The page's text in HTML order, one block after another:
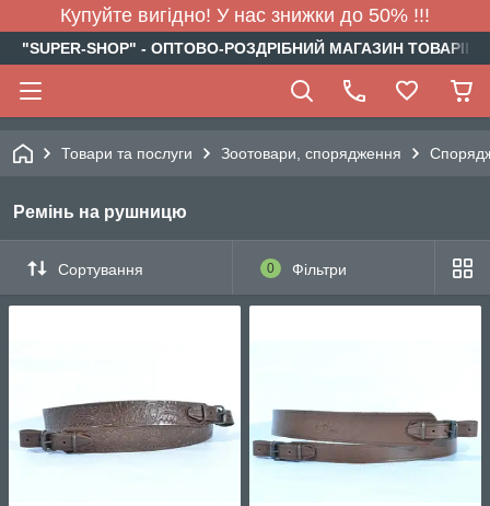
Купуйте вигідно! У нас знижки до 50% !!!
"SUPER-SHOP" - ОПТОВО-РОЗДРІБНИЙ МАГАЗИН
Товари та послуги Зоотовари, спорядження
Ремінь на рушницю
Сортування 0 Фільтри